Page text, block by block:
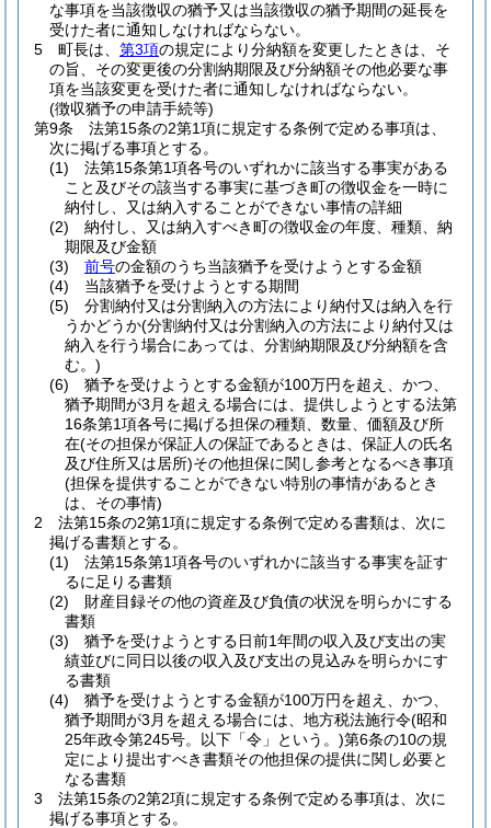
な事項を当該徴収の猶予又は当該徴収の猶予期間の延長を
受けた者に通知しなければならない。
5
町長は、 第3項の規定により分納額を変更したときは、そ
の旨、その変更後の分割納期限及び分納額その他必要な事
項を当該変更を受けた者に通知しなければならない。
(徴収猶予の申請手続等)
第9条
法第15条の2第1項に規定する条例で定める事項は、
次に掲げる事項とする。
(1)
法第15条第1項各号のいずれかに該当する事実がある
こと及びその該当する事実に基づき町の徴収金を一時に
納付し、又は納入することができない事情の詳細
(2)
納付し、又は納入すべき町の徴収金の年度、種類、納
期限及び金額
(3)
前号の金額のうち当該猶予を受けようとする金額
(4)
当該猶予を受けようとする期間
(5)
分割納付又は分割納入の方法により納付又は納入を行
うかどうか(分割納付又は分割納入の方法により納付又は
納入を行う場合にあっては、分割納期限及び分納額を含
む。)
(6)
猶予を受けようとする金額が100万円を超え、かつ、
猶予期間が3月を超える場合には、提供しようとする法第
16条第1項各号に掲げる担保の種類、数量、価額及び所
在(その担保が保証人の保証であるときは、保証人の氏名
及び住所又は居所)その他担保に関し参考となるべき事項
(担保を提供することができない特別の事情があるとき
は、その事情)
2
法第15条の2第1項に規定する条例で定める書類は、次に
掲げる書類とする。
(1)
法第15条第1項各号のいずれかに該当する事実を証す
るに足りる書類
(2)
財産目録その他の資産及び負債の状況を明らかにする
書類
(3)
猶予を受けようとする日前1年間の収入及び支出の実
績並びに同日以後の収入及び支出の見込みを明らかにす
る書類
(4)
猶予を受けようとする金額が100万円を超え、かつ、
猶予期間が3月を超える場合には、地方税法施行令(昭和
25年政令第245号。以下「令」という。)第6条の10の規
定により提出すべき書類その他担保の提供に関し必要と
なる書類
3
法第15条の2第2項に規定する条例で定める事項は、次に
掲げる事項とする。